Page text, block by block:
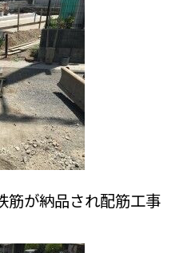
筋が納品され配筋工事